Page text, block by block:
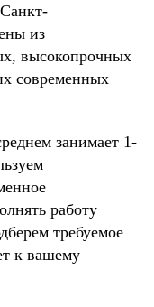
из
высокопрочных
современных
занимает 1-
работу
требуемое
к вашему